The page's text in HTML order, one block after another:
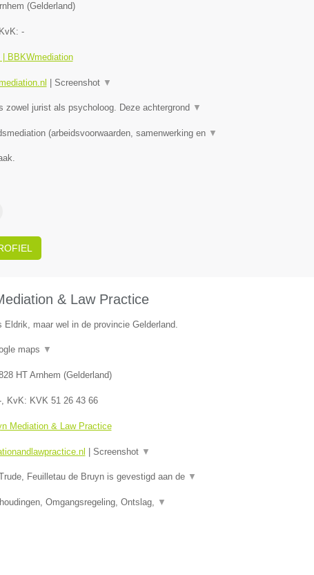
(Gelderland)
-
| BBKWmediation
Screenshot ▼
zowel jurist als psycholoog. Deze achtergrond ▼
(arbeidsvoorwaarden, samenwerking en ▼
& Law Practice
Eldrik, maar wel in de provincie Gelderland.
maps ▼
HT Arnhem (Gelderland)
, KvK: KVK 51 26 43 66
Mediation & Law Practice
Screenshot ▼
Feuilletau de Bruyn is gevestigd aan de ▼
Omgangsregeling, Ontslag, ▼